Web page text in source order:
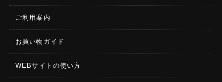
ご利用案内
お買い物ガイド
WEBサイトの使い方